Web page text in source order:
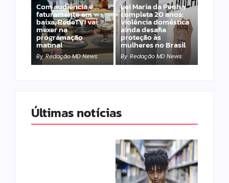
Com audiência e
faturamento em
baixa, RedeTV! vai
mexer na
programação
matinal
By Redação MD News
Lei Maria da Penha
completa 20 anos:
violência doméstica
ainda desafia
proteção às
mulheres no Brasil
By Redação MD News
Últimas notícias